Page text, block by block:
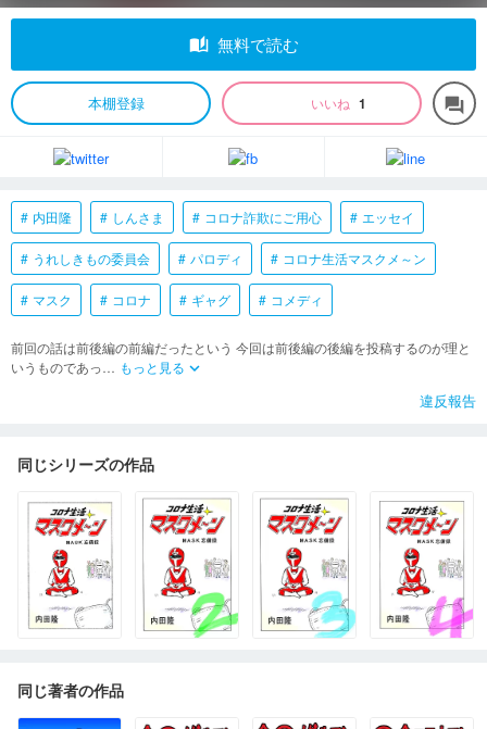
auto_stories 無料で読む
本棚登録 いいね 1 forum
内田隆 しんさま コロナ詐欺にご用心 エッセイ
うれしきもの委員会 パロディ コロナ生活マスクメ～ン
マスク コロナ ギャグ コメディ
前回の話は前後編の前編だったという 今回は前後編の後編を投稿するのが理と
いうものであっ… もっと見る keyboard_arrow_down
違反報告
同じシリーズの作品
同じ著者の作品